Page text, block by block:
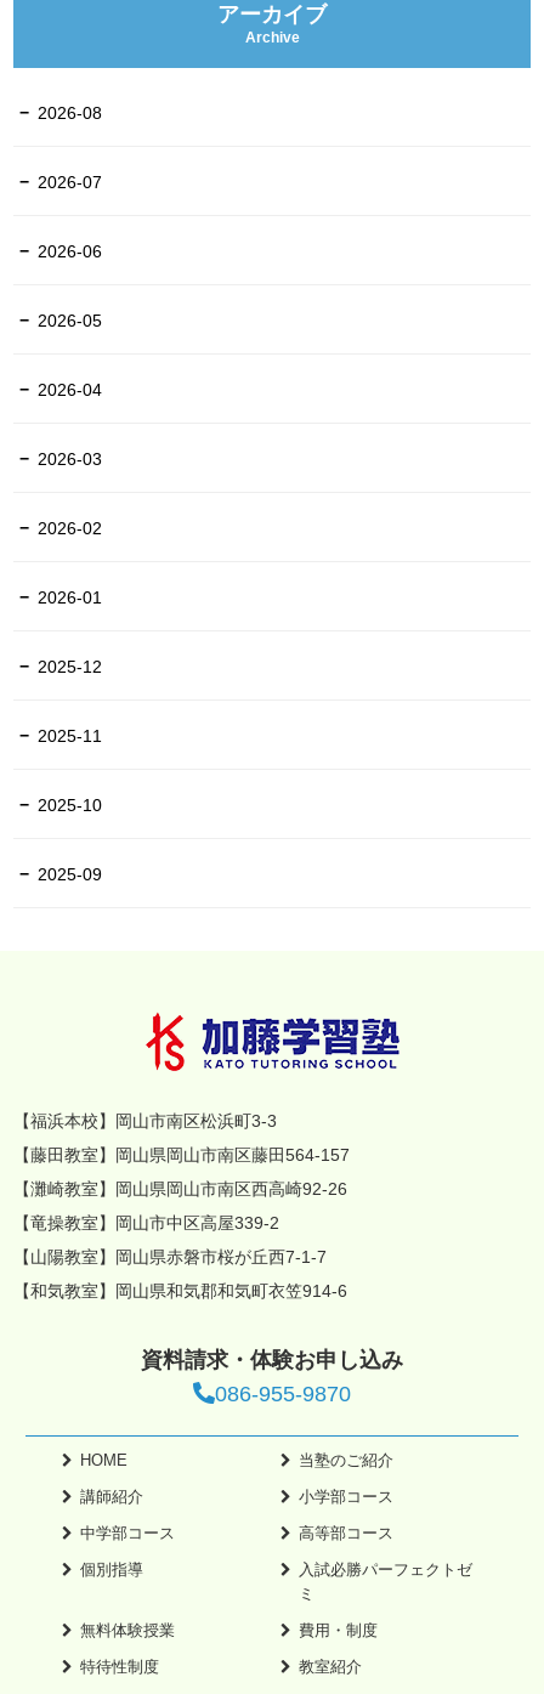
アーカイブ
Archive
2026-08
2026-07
2026-06
2026-05
2026-04
2026-03
2026-02
2026-01
2025-12
2025-11
2025-10
2025-09
【福浜本校】岡山市南区松浜町3-3
【藤田教室】岡山県岡山市南区藤田564-157
【灘崎教室】岡山県岡山市南区西高崎92-26
【竜操教室】岡山市中区高屋339-2
【山陽教室】岡山県赤磐市桜が丘西7-1-7
【和気教室】岡山県和気郡和気町衣笠914-6
資料請求・体験お申し込み
086-955-9870
HOME
当塾のご紹介
講師紹介
小学部コース
中学部コース
高等部コース
個別指導
入試必勝パーフェクトゼ
ミ
無料体験授業
費用・制度
特待性制度
教室紹介